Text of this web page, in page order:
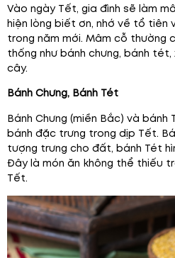
Vào ngày Tết, gia đình sẽ làm
hiện lòng biết ơn, nhớ về tổ tiên
trong năm mới. Mâm cỗ thường
thống như bánh chưng, bánh
cây.
Bánh Chưng, Bánh Tét
Bánh Chưng (miền Bắc) và bánh
bánh đặc trưng trong dịp Tết.
tượng trưng cho đất, bánh Tét
Đây là món ăn không thể thiếu
Tết.